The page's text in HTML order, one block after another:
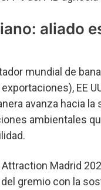
aliado
mundial de
EE
avanza hacia
ambientales
Madrid
gremio con la